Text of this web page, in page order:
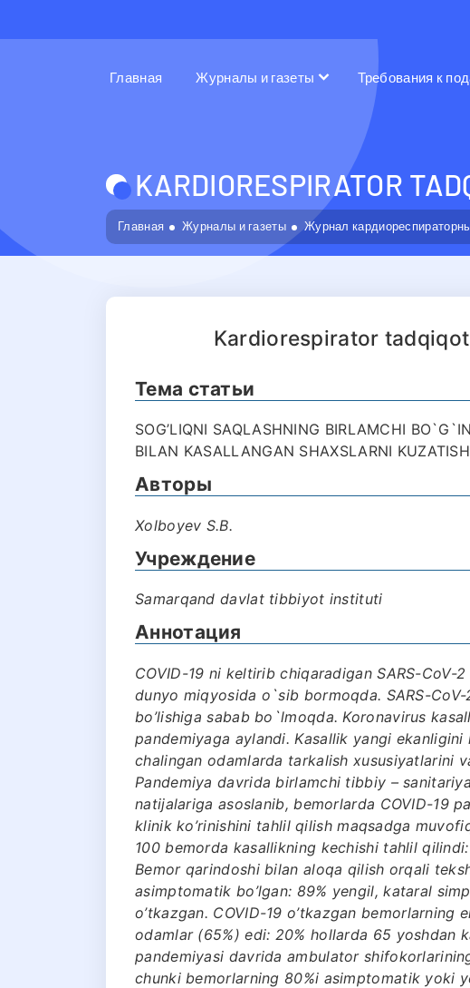
Главная Журналы и газеты Требования к
KARDIORESPIRATOR
Главная Журналы и газеты Журнал
Kardiorespirator
Тема статьи
SOG’LIQNI SAQLASHNING BIRLAMCHI
BILAN KASALLANGAN SHAXSLARNI
Авторы
Хоlboyev S.B.
Учреждение
Samarqand davlat tibbiyot instituti
Аннотация
COVID-19 ni keltirib chiqaradigan SARS-
dunyo miqyosida o`sib bormoqda. SARS-
bo’lishiga sabab bo`lmoqda. Koronavirus
pandemiyaga aylandi. Kasallik yangi
chalingan odamlarda tarkalish xususiyatlarini
Pandemiya davrida birlamchi tibbiy –
natijalariga asoslanib, bemorlarda COVID-19
klinik ko’rinishini tahlil qilish maqsadga
100 bemorda kasallikning kechishi tahlil
Bemor qarindoshi bilan aloqa qilish orqali
asimptomatik bo’lgan: 89% yengil, kataral
o’tkazgan. COVID-19 o’tkazgan
odamlar (65%) edi: 20% hollarda 65 yoshdan
pandemiyasi davrida ambulator
chunki bemorlarning 80%i asimptomatik yoki